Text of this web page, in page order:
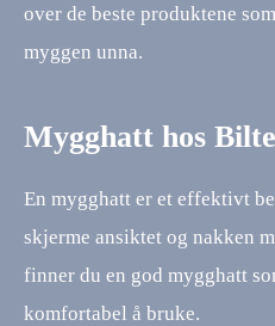
over de beste produktene
myggen unna.
Mygghatt hos
En mygghatt er et effektivt
skjerme ansiktet og nakken
finner du en god mygghatt
komfortabel å bruke.